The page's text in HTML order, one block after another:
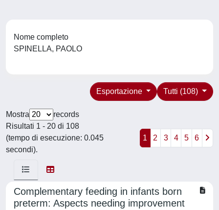
Nome completo
SPINELLA, PAOLO
Tutti (108)
Esportazione
Mostra
records
Risultati 1 - 20 di 108
(tempo di esecuzione: 0.045
secondi).
1 2 3 4 5 6
Complementary feeding in infants born
preterm: Aspects needing improvement